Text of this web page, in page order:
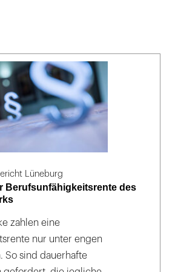
Lüneburg
Berufsunfähigkeitsrente des
zahlen eine
nur unter engen
So sind dauerhafte